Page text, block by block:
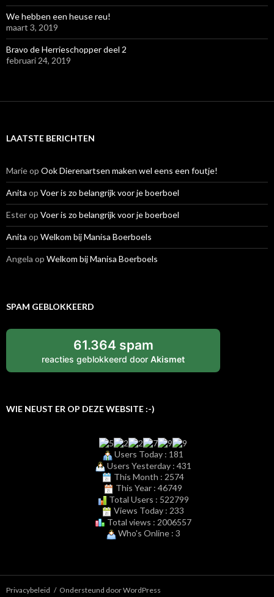
We hebben een heuse reu!
maart 3, 2019
Bravo de Herrieschopper deel 2
februari 24, 2019
LAATSTE BERICHTEN
Marieop Ook Dierenartsen maken wel eens een foutje!
Anita op Voer is zo belangrijk voor je boerboel
Esterop Voer is zo belangrijk voor je boerboel
Anita op Welkom bij Manisa Boerboels
Angela op Welkom bij Manisa Boerboels
SPAM GEBLOKKEERD
61.364 spam
reacties geblokkeerd door Akismet
WIE NEUST ER OP DEZE WEBSITE :-)
Users Today : 181
Users Yesterday : 431
This Month : 2574
This Year : 46749
Total Users : 522799
Views Today : 233
Total views : 2006557
Who's Online : 3
Privacybeleid Ondersteund door WordPress